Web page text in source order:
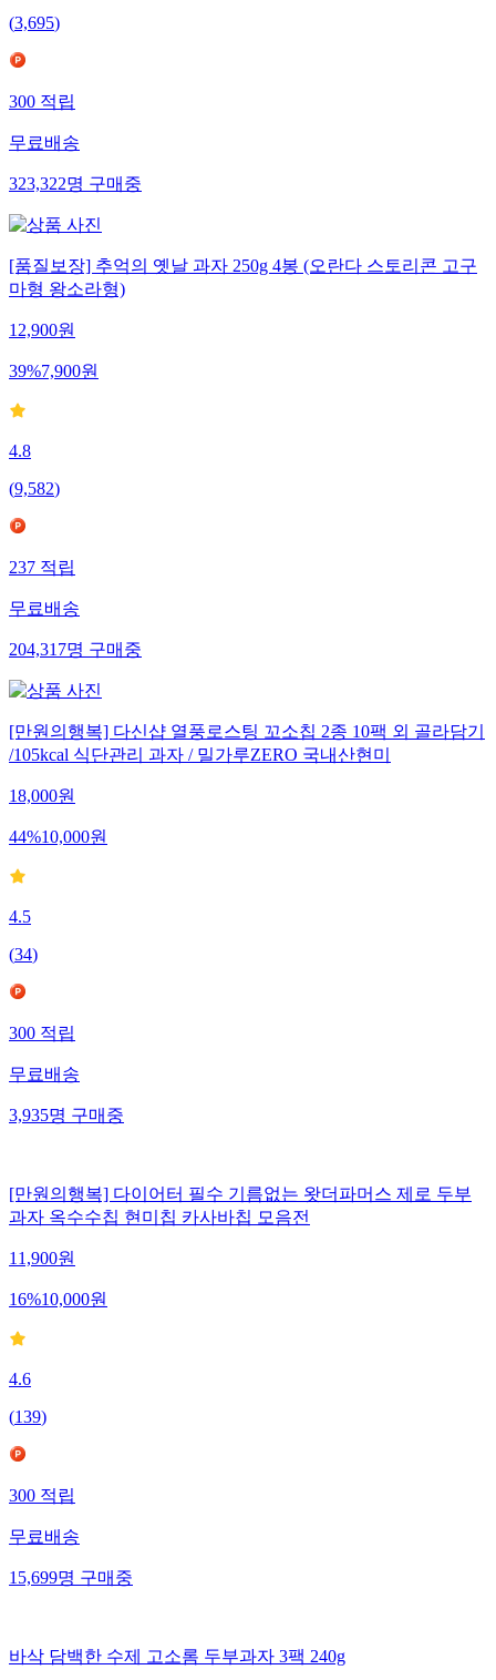
(3,695)
300 적립
무료배송
323,322명 구매중
[품질보장] 추억의 옛날 과자 250g 4봉 (오란다 스토리콘 고구
마형 왕소라형)
12,900원
39%7,900원
4.8
(9,582)
237 적립
무료배송
204,317명 구매중
[만원의행복] 다신샵 열풍로스팅 꼬소칩 2종 10팩 외 골라담기
/105kcal 식단관리 과자 / 밀가루ZERO 국내산현미
18,000원
44%10,000원
4.5
(34)
300 적립
무료배송
3,935명 구매중
[만원의행복] 다이어터 필수 기름없는 왓더파머스 제로 두부
과자 옥수수칩 현미칩 카사바칩 모음전
11,900원
16%10,000원
4.6
(139)
300 적립
무료배송
15,699명 구매중
바삭 담백한 수제 고소롬 두부과자 3팩 240g